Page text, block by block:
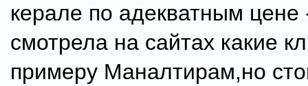
керале по адекватным цене
смотрела на сайтах какие
примеру Маналтирам,но